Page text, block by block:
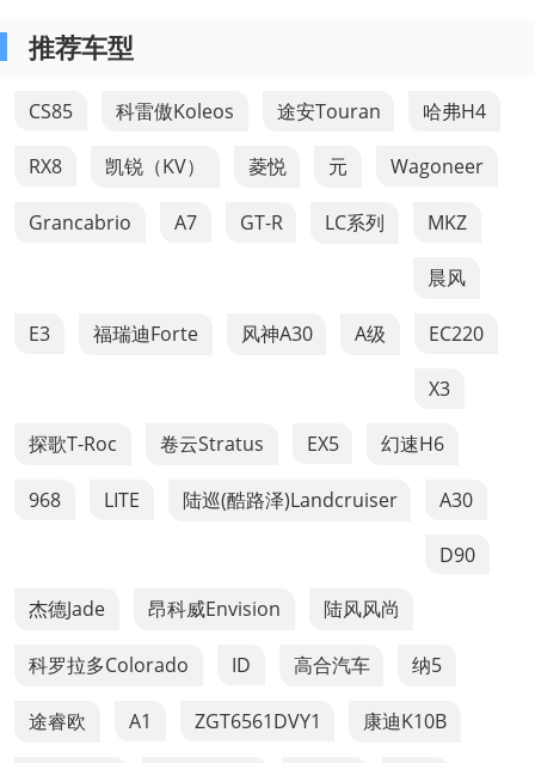
推荐车型
CS85 科雷傲Koleos 途安Touran 哈弗H4
RX8 凯锐（KV） 菱悦 元 Wagoneer
Grancabrio A7 GT-R LC系列 MKZ
晨风
E3 福瑞迪Forte 风神A30 A级 EC220
X3
探歌T-Roc 卷云Stratus EX5 幻速H6
968 LITE 陆巡(酷路泽)Landcruiser A30
D90
杰德Jade 昂科威Envision 陆风风尚
科罗拉多Colorado ID 高合汽车 纳5
途睿欧 A1 ZGT6561DVY1 康迪K10B